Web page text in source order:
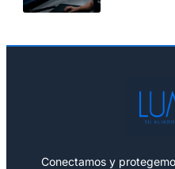
Conectamos y